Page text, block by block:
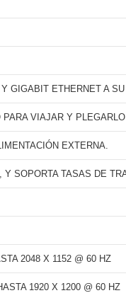
GIGABIT ETHERNET A
VIAJAR Y
EXTERNA.
SOPORTA TASAS DE
2048 X 1152 @ 60 HZ
1920 X 1200 @ 60 HZ